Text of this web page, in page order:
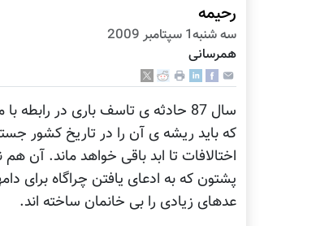
رحیمه
سه شنبه1 سپتامبر 2009
همرسانی
سال 87 حادثه ی تاسف باری در
که باید ریشه ی آن را در تاریخ کشور
اختالافات تا ابد باقی خواهد ماند. آن
پشتون که به ادعای یافتن چراگاه برای
عدهای زیادی را بی خانمان ساخته اند.